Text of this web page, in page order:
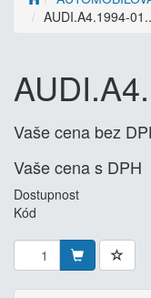
AUDI.A4.1994-
Vaše cena bez
Vaše cena s DPH
Dostupnost
Kód